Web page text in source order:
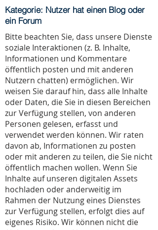
Kategorie: Nutzer hat einen Blog oder
ein Forum
Bitte beachten Sie, dass unsere Dienste
soziale Interaktionen (z. B. Inhalte,
Informationen und Kommentare
öffentlich posten und mit anderen
Nutzern chatten) ermöglichen. Wir
weisen Sie darauf hin, dass alle Inhalte
oder Daten, die Sie in diesen Bereichen
zur Verfügung stellen, von anderen
Personen gelesen, erfasst und
verwendet werden können. Wir raten
davon ab, Informationen zu posten
oder mit anderen zu teilen, die Sie nicht
öffentlich machen wollen. Wenn Sie
Inhalte auf unseren digitalen Assets
hochladen oder anderweitig im
Rahmen der Nutzung eines Dienstes
zur Verfügung stellen, erfolgt dies auf
eigenes Risiko. Wir können nicht die